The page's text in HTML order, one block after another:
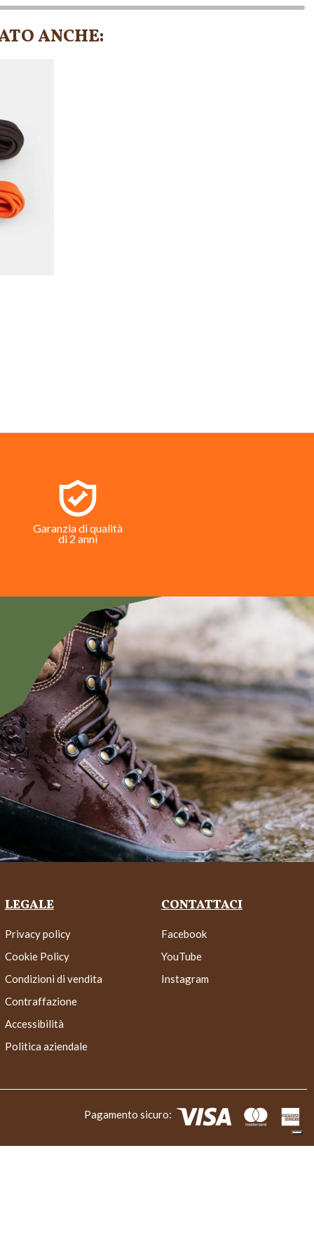
ANCHE:
Garanzia di qualità
di 2 anni
LEGALE
Privacy policy
Cookie Policy
Condizioni di vendita
Contraffazione
Accessibilità
Politica aziendale
CONTATTACI
Facebook
YouTube
Instagram
Pagamento sicuro: